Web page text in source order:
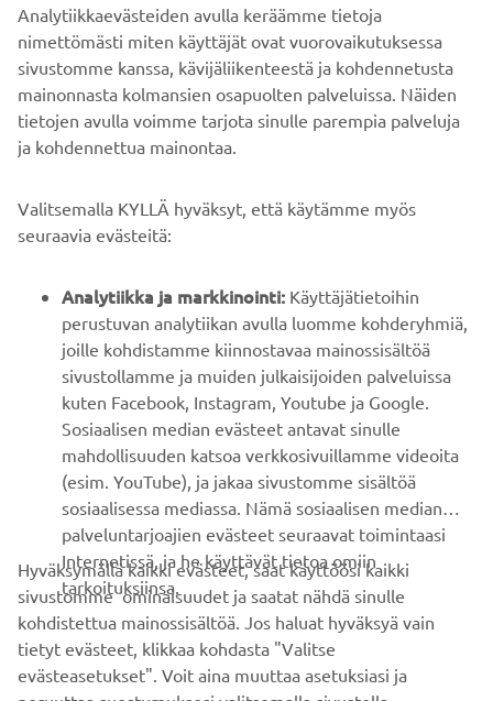
Check 2020 MT-03 »
B2B
YAMAHA MUUALLA
ASIAKASTUKI
UUTISKIRJE
Ole ensimmäinen, joka kuulee uusimmista tarjouksista,
erikoistapahtumista, uusista julkaisuista ja paljon muuta...
TILAA
Lue tietosuojakäytäntömme saadaksesi tietää, miten
käsittelemme henkilötietojasi:
Tietosuoja ja evästeet -sivustolta
Analytiikkaevästeiden avulla keräämme tietoja
nimettömästi miten käyttäjät ovat vuorovaikutuksessa
sivustomme kanssa, kävijäliikenteestä ja kohdennetusta
mainonnasta kolmansien osapuolten palveluissa. Näiden
tietojen avulla voimme tarjota sinulle parempia palveluja
ja kohdennettua mainontaa.
Valitsemalla KYLLÄ hyväksyt, että käytämme myös
seuraavia evästeitä:
Analytiikka ja markkinointi: Käyttäjätietoihin
perustuvan analytiikan avulla luomme kohderyhmiä,
joille kohdistamme kiinnostavaa mainossisältöä
sivustollamme ja muiden julkaisijoiden palveluissa
kuten Facebook, Instagram, Youtube ja Google.
Sosiaalisen median evästeet antavat sinulle
mahdollisuuden katsoa verkkosivuillamme videoita
(esim. YouTube), ja jakaa sivustomme sisältöä
sosiaalisessa mediassa. Nämä sosiaalisen median
palveluntarjoajien evästeet seuraavat toimintaasi
Internetissä, ja he käyttävät tietoa omiin
tarkoituksiinsa.
Hyväksymällä kaikki evästeet, saat käyttöösi kaikki
sivustomme ominaisuudet ja saatat nähdä sinulle
kohdistettua mainossisältöä. Jos haluat hyväksyä vain
tietyt evästeet, klikkaa kohdasta "Valitse
evästeasetukset". Voit aina muuttaa asetuksiasi ja